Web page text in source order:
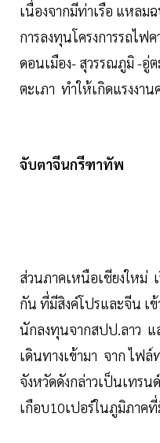
เนื่องจากมีท่าเรือ แหลม
การลงทุนโครงการรถไฟ
ดอนเมือง- สุวรรณภูมิ -อู่ต
ตะเภา ทำให้เกิดแรงงา
จับตาจีนกรีฑาทัพ
ส่วนภาคเหนือเชียงใหม่
กัน ที่มีสิงค์โปรและจีน เ
นักลงทุนจากสปป.ลาว แ
เดินทางเข้ามา จาก ไฟ
จังหวัดดังกล่าวเป็นเทร
เกือบ10เปอร์ในภูมิภาค